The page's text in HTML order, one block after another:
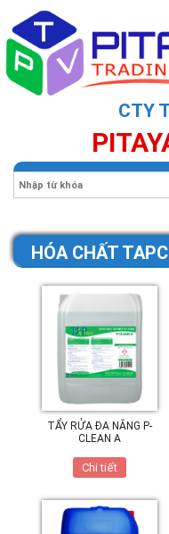
CTY
HÓA CHẤT
TẨY RỬA ĐA NĂNG P-
CLEAN A
Chi tiết